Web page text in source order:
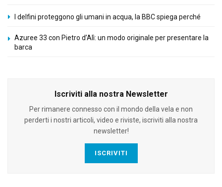
I delfini proteggono gli umani in acqua, la BBC spiega perché
Azuree 33 con Pietro d’Alì: un modo originale per presentare la
barca
Iscriviti alla nostra Newsletter
Per rimanere connesso con il mondo della vela e non
perderti i nostri articoli, video e riviste, iscriviti alla nostra
newsletter!
ISCRIVITI